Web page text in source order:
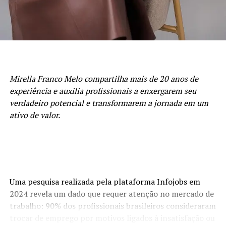
conectando produtores, indústrias e o mercado
financeiro por meio de análises, consultoria e operações
em commodities agrícolas.
elite empreendedora para abandonar crenças obsoletas,
assumir o protagonismo absoluto da própria trajetória e
operar em um novo nível de consciência e resultados.
Mirella Franco Melo compartilha mais de 20 anos de
experiência e auxilia profissionais a enxergarem seu
verdadeiro potencial e transformarem a jornada em um
ativo de valor.
Uma pesquisa realizada pela plataforma Infojobs em
2024 revela um dado que requer atenção no mercado de
trabalho: 90% dos profissionais brasileiros consideraram